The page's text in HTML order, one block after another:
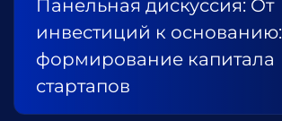
Панельная дискуссия: От
инвестиций к основанию:
формирование капитала
стартапов